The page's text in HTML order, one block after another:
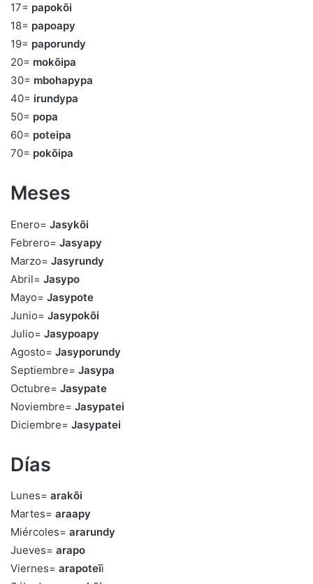
17= papokõi
18= papoapy
19= paporundy
20= mokõipa
30= mbohapypa
40= irundypa
50= popa
60= poteipa
70= pokõipa
Meses
Enero= Jasykõi
Febrero= Jasyapy
Marzo= Jasyrundy
Abril= Jasypo
Mayo= Jasypote
Junio= Jasypokõi
Julio= Jasypoapy
Agosto= Jasyporundy
Septiembre= Jasypa
Octubre= Jasypate
Noviembre= Jasypatei
Diciembre= Jasypatei
Días
Lunes= arakõi
Martes= araapy
Miércoles= ararundy
Jueves= arapo
Viernes= arapoteĩi